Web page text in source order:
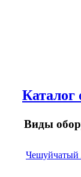
Каталог
Виды
Чешуйчатый